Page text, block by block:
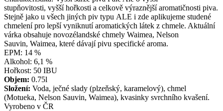
stupňovitosti, vyšší hořkosti a celkově výraznější aromatičnosti piva.
Stejně jako u všech jiných piv typu ALE i zde aplikujeme studené
chmelení pro lepší vyniknutí aromatických látek z chmele. Aktuální
várka obsahuje novozélandské chmely Waimea, Nelson
Sauvin, Waimea, které dávají pivu specifické aroma.
EPM: 14 %
Alkohol: 6,1 %
Hořkost: 50 IBU
Objem: 0.75l
Složení: Voda, ječné slady (plzeňský, karamelový), chmel
(Motueka, Nelson Sauvin, Waimea), kvasinky svrchního kvašení.
Vyrobeno v ČR